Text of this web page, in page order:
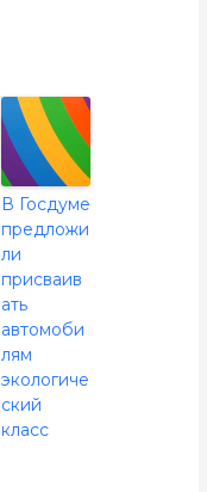
В Госдуме
предложи
ли
присваив
ать
автомоби
лям
экологиче
ский
класс